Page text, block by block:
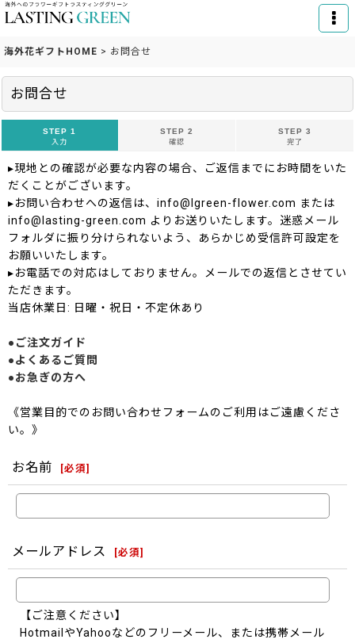
海外花ギフトHOME > お問合せ
お問合せ
STEP 1
入力
STEP 2
確認
STEP 3
完了
▸現地との確認が必要な内容の場合、ご返信までにお時間をいた
だくことがございます。
▸お問い合わせへの返信は、info@lgreen-flower.com または
info@lasting-green.com よりお送りいたします。迷惑メール
フォルダに振り分けられないよう、あらかじめ受信許可設定を
お願いいたします。
▸お電話での対応はしておりません。メールでの返信とさせてい
ただきます。
当店休業日: 日曜・祝日・不定休あり
●ご注文ガイド
●よくあるご質問
●お急ぎの方へ
《営業目的でのお問い合わせフォームのご利用はご遠慮くださ
い。》
お名前 [必須]
メールアドレス [必須]
【ご注意ください】
HotmailやYahooなどのフリーメール、または携帯メール